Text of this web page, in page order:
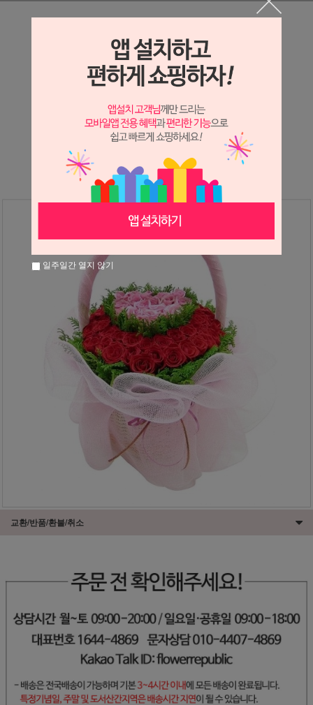
상세정보 새창 열기
상세 정보를 확대해 보실 수 있습니다.
※ 필독해주세요 ※
는 시세 변동에 따라 가격이 달라질 수 있으니
문의 후 주문 바랍니다.
교환/반품/환불/취소
일주일간 열지 않기